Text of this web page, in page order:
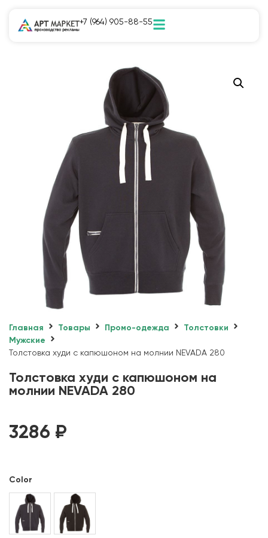
+7 (964) 905-88-55
Главная Товары Промо-одежда
Толстовки
Мужские
Толстовка худи с капюшоном на молнии NEVADA 280
Толстовка худи с капюшоном на
молнии NEVADA 280
3286 ₽
Color